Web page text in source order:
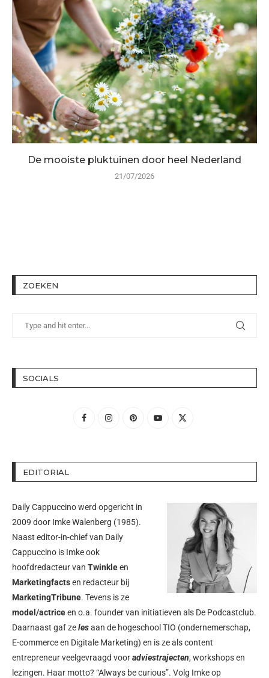
De mooiste pluktuinen door heel Nederland
21/07/2026
ZOEKEN
SOCIALS
EDITORIAL
Daily Cappuccino werd opgericht in
2009 door Imke Walenberg (1985).
Naast editor-in-chief van Daily
Cappuccino is Imke ook
hoofdredacteur van Twinkleen
Marketingfactsen redacteur bij
MarketingTribune. Tevens is ze
model/actriceen o.a. founder van initiatieven als De Podcastclub.
Daarnaast gaf zelesaan de hogeschool TIO (ondernemerschap,
E-commerce en Digitale Marketing) en is ze als content
entrepreneur veelgevraagd vooradviestrajecten, workshops en
lezingen. Haar motto? “Always be curious”. Volg Imke op